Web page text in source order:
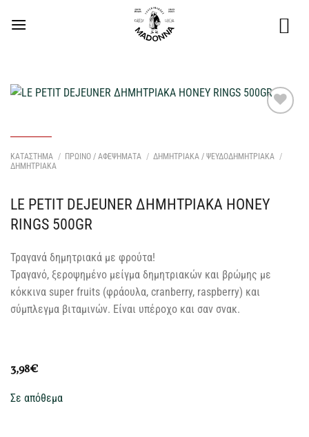
στο
Επιθυμιών
ΚΑΤΑΣΤΗΜΑ / ΠΡΩΙΝΟ / ΑΦΕΨΗΜΑΤΑ / ΔΗΜΗΤΡΙΑΚΑ / ΨΕΥΔΟΔΗΜΗΤΡΙΑΚΑ /
ΔΗΜΗΤΡΙΑΚΑ
LE PETIT DEJEUNER ΔΗΜΗΤΡΙΑΚΑ HONEY
RINGS 500GR
Τραγανά δημητριακά με φρούτα!
Τραγανό, ξεροψημένο μείγμα δημητριακών και βρώμης με
κόκκινα super fruits (φράουλα, cranberry, raspberry) και
σύμπλεγμα βιταμινών. Είναι υπέροχο και σαν σνακ.
3,98€
Σε απόθεμα